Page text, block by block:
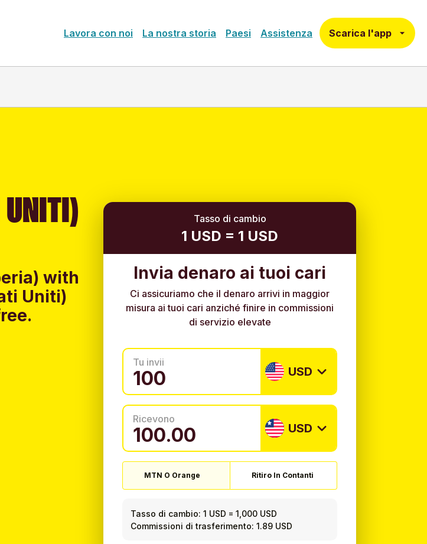
Lavora con noi La nostra storia Paesi Assistenza Scarica l'app
UNITI)
with
Uniti)
Tasso di cambio
1 USD = 1 USD
Invia denaro ai tuoi cari
Ci assicuriamo che il denaro arrivi in maggior
misura ai tuoi cari anziché finire in commissioni
di servizio elevate
Tu invii
USD
Ricevono
USD
MTN O Orange Ritiro In Contanti
Tasso di cambio: 1 USD =1,000 USD
Commissioni di trasferimento: 1.89 USD